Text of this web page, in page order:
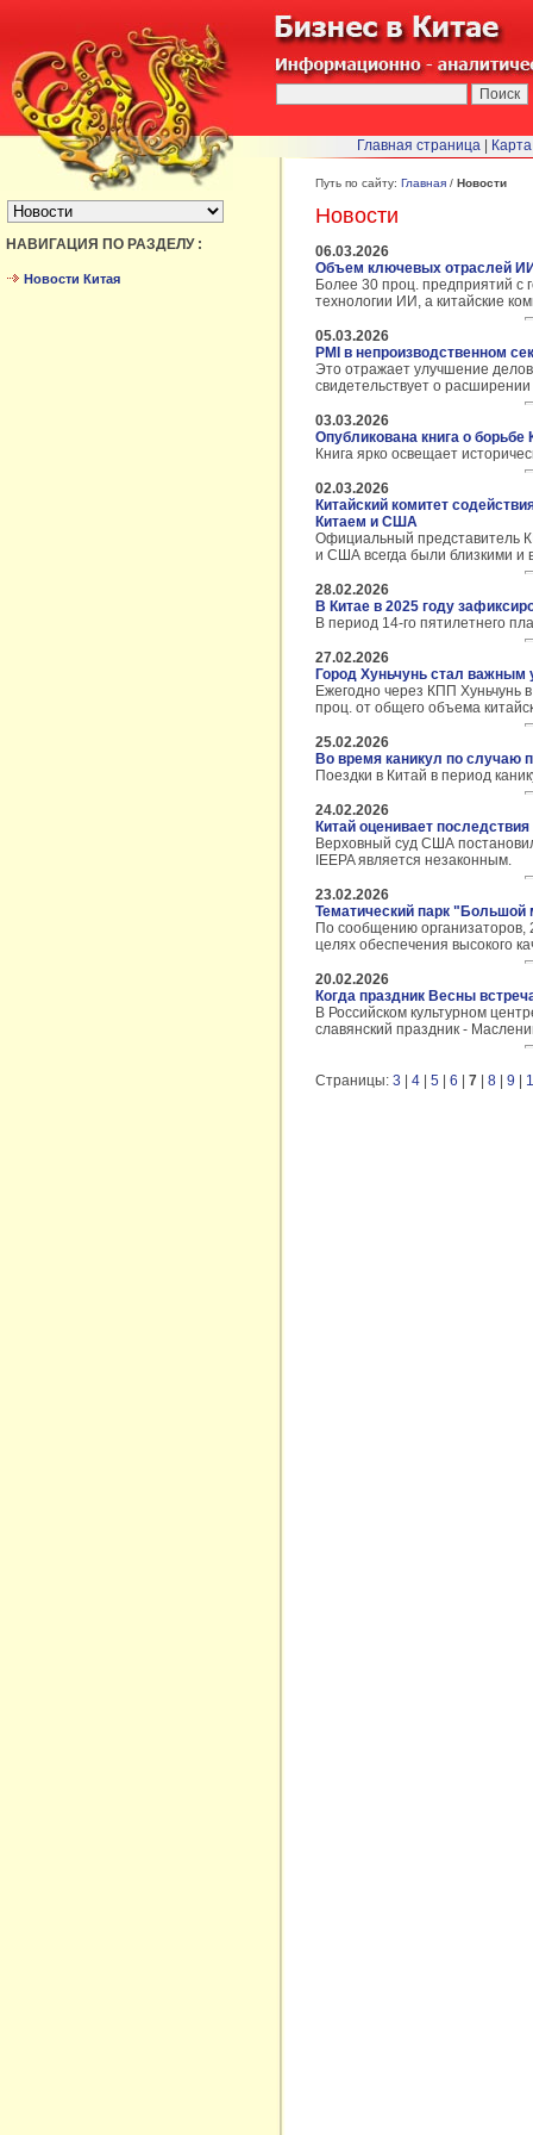
БЫСТРЫЙ ПЕРЕХОД :
НАВИГАЦИЯ ПО РАЗДЕЛУ :
Новости Китая
Путь по сайту: Главная / Новости
Новости
06.03.2026
Объем ключевых отраслей
Более 30 проц. предприятий с
технологии ИИ, а китайские
05.03.2026
PMI в непроизводственном
Это отражает улучшение
свидетельствует о
03.03.2026
Опубликована книга о
Книга ярко освещает
02.03.2026
Китайский комитет
Китаем и США
Официальный представитель
и США всегда были близкими и
28.02.2026
В Китае в 2025 году
В период 14-го пятилетнего
27.02.2026
Город Хуньчунь стал важным
Ежегодно через КПП Хуньчунь
проц. от общего объема
25.02.2026
Во время каникул по случаю
Поездки в Китай в период
24.02.2026
Китай оценивает
Верховный суд США
IEEPA является незаконным.
23.02.2026
Тематический парк "Большой
По сообщению организаторов,
целях обеспечения высокого
20.02.2026
Когда праздник Весны
В Российском культурном
славянский праздник -
Страницы: 3 4 5 6 7 8 9
Главная страница